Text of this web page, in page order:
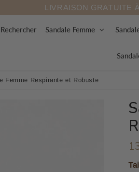
LIVRAISON GRATUITE
Rechercher Sandale Femme
Femme Respirante et Robuste